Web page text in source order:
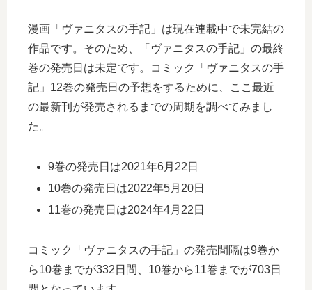
漫画「ヴァニタスの手記」は現在連載中で未完結の
作品です。そのため、「ヴァニタスの手記」の最終
巻の発売日は未定です。コミック「ヴァニタスの手
記」12巻の発売日の予想をするために、ここ最近
の最新刊が発売されるまでの周期を調べてみまし
た。
9巻の発売日は2021年6月22日
10巻の発売日は2022年5月20日
11巻の発売日は2024年4月22日
コミック「ヴァニタスの手記」の発売間隔は9巻か
ら10巻までが332日間、10巻から11巻までが703日